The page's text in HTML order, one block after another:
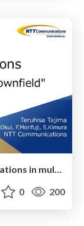
Live together, NSO and manual operations in multi-vendor "growing brownfield"
0 200